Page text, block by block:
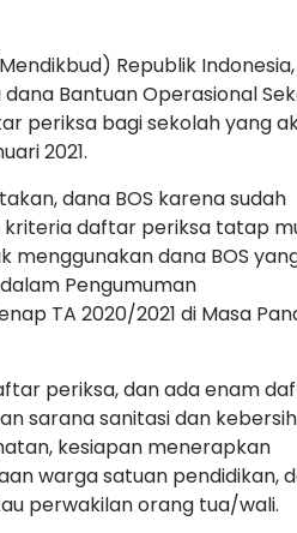
Republik Indonesia,
Bantuan Operasional
periksa bagi sekolah yang
2021.
dana BOS karena sudah
daftar periksa tatap
menggunakan dana BOS
Pengumuman
TA 2020/2021 di Masa
periksa, dan ada enam
sarana sanitasi dan
kesiapan menerapkan
warga satuan pendidikan,
perwakilan orang tua/wali.